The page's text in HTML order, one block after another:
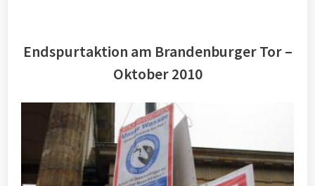
Endspurtaktion am Brandenburger Tor –
Oktober 2010